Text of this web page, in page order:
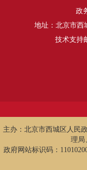
政
地址：北京市西
技术支持
主办：北京市西城区人民
理局
政府网站标识码：